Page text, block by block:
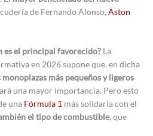
de Fernando Alonso, Aston
es el principal favorecido? La
en 2026 supone que, en dicha
monoplazas más pequeños y ligeros
una mayor importancia. Pero esto
una Fórmula 1 más solidaria con el
el tipo de combustible, que